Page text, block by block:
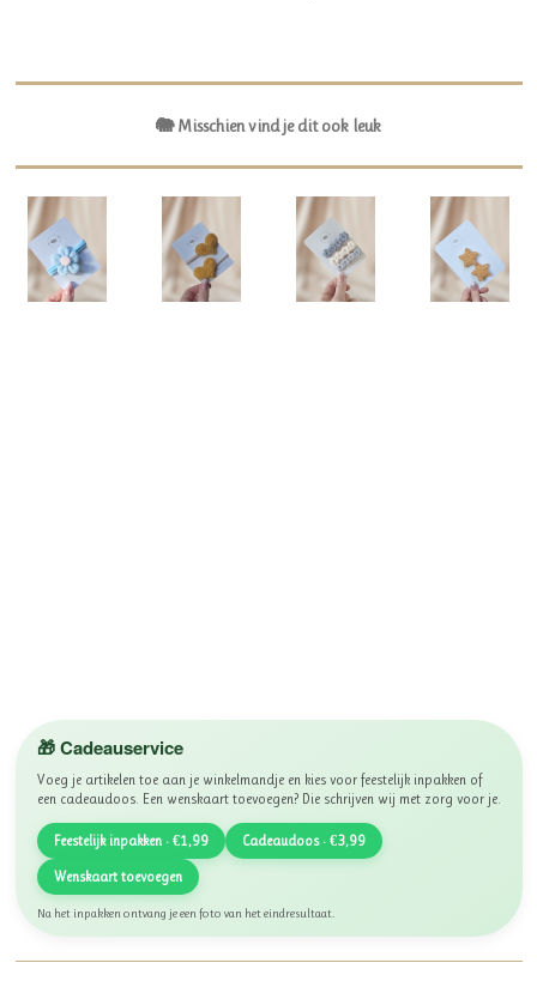
🐘 Misschien vind je dit ook leuk
🎁 Cadeauservice
Voeg je artikelen toe aan je winkelmandje en kies voor feestelijk inpakken of
een cadeaudoos. Een wenskaart toevoegen? Die schrijven wij met zorg voor je.
Feestelijk inpakken · €1,99 Cadeaudoos · €3,99
Wenskaart toevoegen
Na het inpakken ontvang je een foto van het eindresultaat.